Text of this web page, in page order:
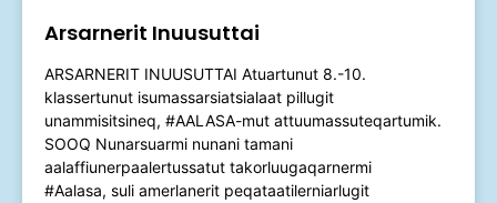
Arsarnerit Inuusuttai
ARSARNERIT INUUSUTTAI Atuartunut 8.-10.
klassertunut isumassarsiatsialaat pillugit
unammisitsineq, #AALASA-mut attuumassuteqartumik.
SOOQ Nunarsuarmi nunani tamani
aalaffiunerpaalertussatut takorluugaqarnermi
#Aalasa, suli amerlanerit peqataatilerniarlugit